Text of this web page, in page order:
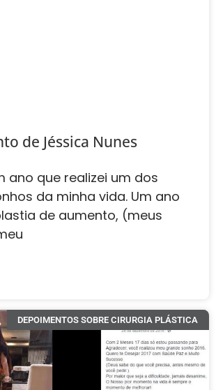
de Jéssica Nunes‎
ano que realizei um dos
da minha vida. Um ano
de aumento, (meus
DEPOIMENTOS SOBRE CIRURGIA PLÁSTICA